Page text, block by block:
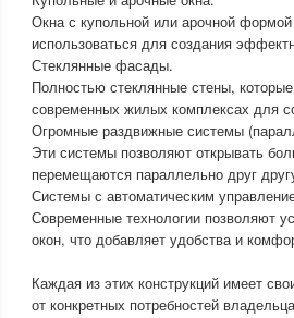
Окна с купольной или арочной
использоваться для создания
Стеклянные фасады.
Полностью стеклянные стены,
современных жилых комплексах для
Огромные раздвижные системы
Эти системы позволяют открывать
перемещаются параллельно друг
Системы с автоматическим
Современные технологии позволяют
окон, что добавляет удобства и
Каждая из этих конструкций имеет
от конкретных потребностей